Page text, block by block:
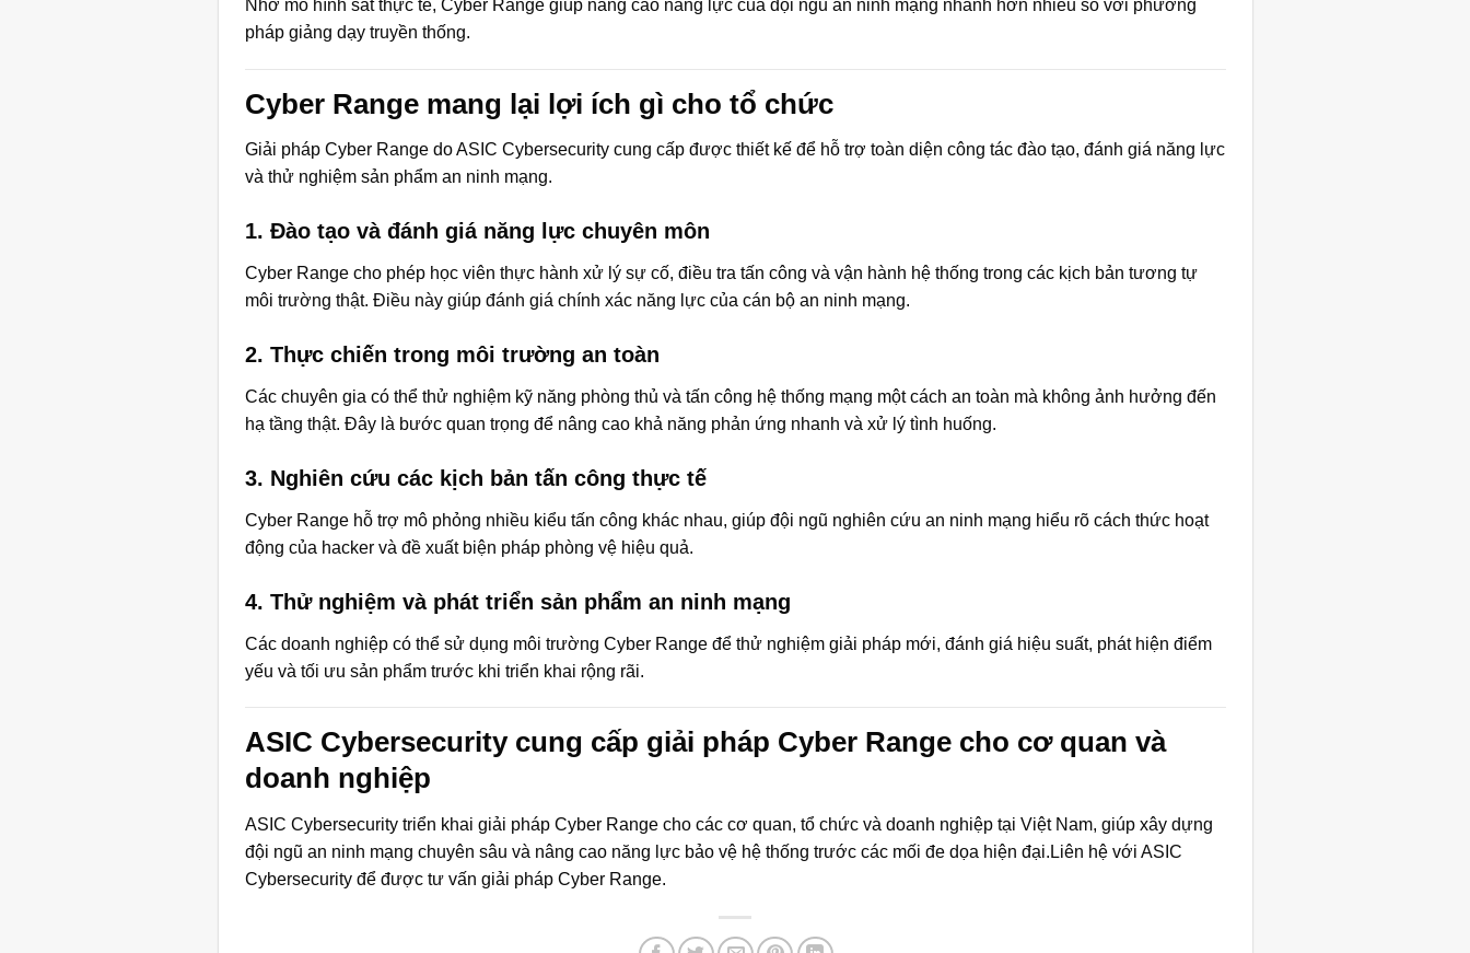
Nhờ mô hình sát thực tế, Cyber Range giúp nâng cao năng lực của đội ngũ an ninh mạng nhanh hơn nhiều so với phương
pháp giảng dạy truyền thống.
Cyber Range mang lại lợi ích gì cho tổ chức
Giải pháp Cyber Range do ASIC Cybersecurity cung cấp được thiết kế để hỗ trợ toàn diện công tác đào tạo, đánh giá năng lực
và thử nghiệm sản phẩm an ninh mạng.
1. Đào tạo và đánh giá năng lực chuyên môn
Cyber Range cho phép học viên thực hành xử lý sự cố, điều tra tấn công và vận hành hệ thống trong các kịch bản tương tự
môi trường thật. Điều này giúp đánh giá chính xác năng lực của cán bộ an ninh mạng.
2. Thực chiến trong môi trường an toàn
Các chuyên gia có thể thử nghiệm kỹ năng phòng thủ và tấn công hệ thống mạng một cách an toàn mà không ảnh hưởng đến
hạ tầng thật. Đây là bước quan trọng để nâng cao khả năng phản ứng nhanh và xử lý tình huống.
3. Nghiên cứu các kịch bản tấn công thực tế
Cyber Range hỗ trợ mô phỏng nhiều kiểu tấn công khác nhau, giúp đội ngũ nghiên cứu an ninh mạng hiểu rõ cách thức hoạt
động của hacker và đề xuất biện pháp phòng vệ hiệu quả.
4. Thử nghiệm và phát triển sản phẩm an ninh mạng
Các doanh nghiệp có thể sử dụng môi trường Cyber Range để thử nghiệm giải pháp mới, đánh giá hiệu suất, phát hiện điểm
yếu và tối ưu sản phẩm trước khi triển khai rộng rãi.
ASIC Cybersecurity cung cấp giải pháp Cyber Range cho cơ quan và
doanh nghiệp
ASIC Cybersecurity triển khai giải pháp Cyber Range cho các cơ quan, tổ chức và doanh nghiệp tại Việt Nam, giúp xây dựng
đội ngũ an ninh mạng chuyên sâu và nâng cao năng lực bảo vệ hệ thống trước các mối đe dọa hiện đại.Liên hệ với ASIC
Cybersecurityđể được tư vấn giải pháp Cyber Range.